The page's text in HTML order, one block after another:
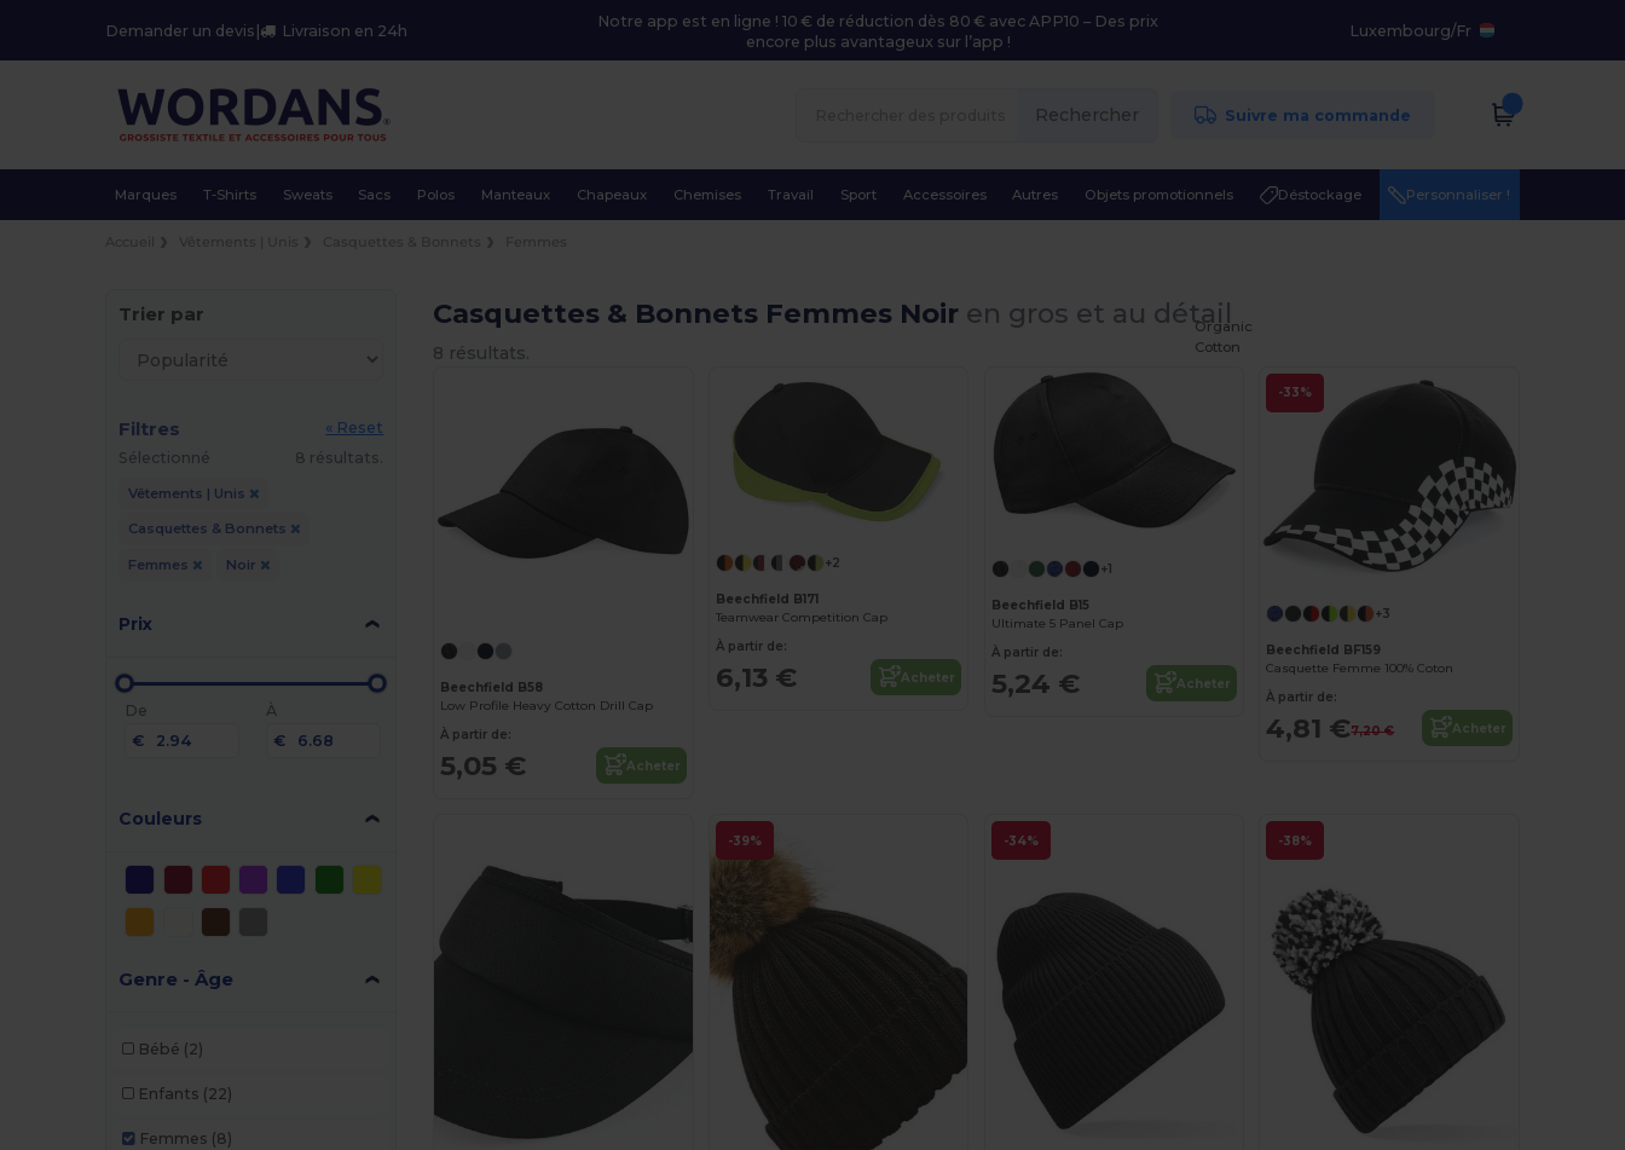
Demander un devis | Livraison en 24h
Notre app est en ligne ! 10 € de réduction dès 80 € avec APP10 – Des prix
encore plus avantageux sur l’app !
Luxembourg/Fr
Rechercher Suivre ma commande
Marques T-Shirts Sweats Sacs Polos Manteaux Chapeaux Chemises Travail Sport Accessoires Autres Objets promotionnels Déstockage Personnaliser !
Trier par
Filtres
« Reset
Sélectionné
8 résultats.
Vêtements | Unis
Casquettes & Bonnets
Femmes Noir
Prix
De
€
À
€
Couleurs
Genre - Âge
Bébé (2)
Enfants (22)
Femmes (8)
Casquettes & Bonnets Femmes Noir en gros et au détail
8 résultats.
Beechfield B58
Low Profile Heavy Cotton Drill Cap
À partir de:
5,05 € Acheter
+2
Beechfield B171
Teamwear Competition Cap
À partir de:
6,13 € Acheter
+1
Beechfield B15
Ultimate 5 Panel Cap
À partir de:
5,24 € Acheter
-33%
Organic
Cotton
+3
Beechfield BF159
Casquette Femme 100% Coton
À partir de:
4,81 €7,20 € Acheter
-39% -34% -38%